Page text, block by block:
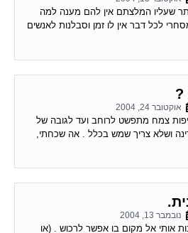
שעליו המלצתם אין להם מענה למה
לכל דבר אין לו זמן וסבלנות לאנשים
?
אוקטובר 24, 2004
צמח מתפשט לרוחב ועד לגובה של
עדינה ושלא צריך שמש בכלל . אה שכחתי,
נובמבר 13, 2004
אותי אל מקום בו אפשר לרכוש . (או